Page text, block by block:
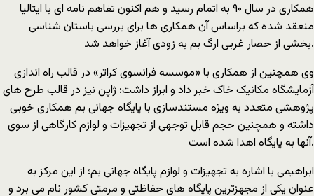
همکاری در سال ۹۰ به اتمام رسید و هم اکنون تفاهم نامه ای با ایتالیا
منعقد شده که براساس آن همکاری ها برای بررسی باستان شناسی
بخشی از حصار غربی ارگ بم به زودی آغاز خواهد شد.
وی همچنین از همکاری با «موسسه فرانسوی کراتر» در قالب راه اندازی
آزمایشگاه مکانیک خاک خبر داد و ابراز داشت: ژاپن نیز در قالب طرح های
پژوهشی متعدد به ویژه مستندسازی با پایگاه جهانی بم همکاری خوبی
داشته و همچنین حجم قابل توجهی از تجهیزات و لوازم کارگاهی از سوی
آنها به پایگاه اهدا شده است.
ابراهیمی با اشاره به تجهیزات و لوازم پایگاه جهانی بم؛ از این مرکز به
عنوان یکی از مجهزترین پایگاه های حفاظتی و مرمتی کشور نام می برد و